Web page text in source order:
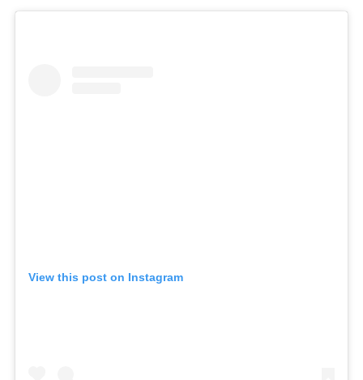
View this post on Instagram